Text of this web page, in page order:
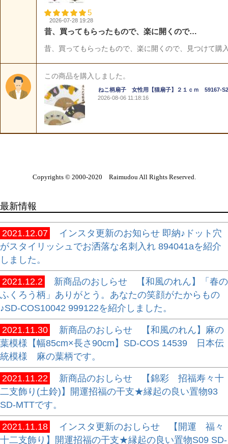
Copyrights © 2000-2020 Raimudou All Rights Reserved.
最新情報
2021.12.07
インスタ更新のお知らせ 即納♪ドット穴
がスタイリッシュでお洒落な名刺入れ 894041aを紹介
しました。
2021.12.2
新商品のおしらせ 【和風のれん】「春の
ふくろう柄」ありがとう。あなたの笑顔がたからもの
♪SD-COS10042 999122を紹介しました。
2021.11.30
新商品のおしらせ 【和風のれん】麻の
葉模様【幅85cm×長さ90cm】SD-COS 14539 日本伝
統模様 麻の葉柄です。
2021.11.22
新商品のおしらせ 【錦彩 招福寿々十
二支飾り(土鈴)】開運招福の干支★縁起の良い置物93
SD-MTTです。
2021.11.18
インスタ更新のおしらせ 【開運 福々
十二支飾り】開運招福の干支★縁起の良い置物S09 SD-